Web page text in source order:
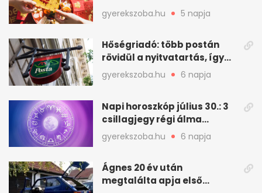
augusztus vár
gyerekszoba.hu 5 napja
Hőségriadó: több postán
rövidül a nyitvatartás, így
intézkedik a Magyar Posta
gyerekszoba.hu 6 napja
Napi horoszkóp július 30.: 3
csillagjegy régi álma
teljesülhet
gyerekszoba.hu 6 napja
Ágnes 20 év után
megtalálta apja első